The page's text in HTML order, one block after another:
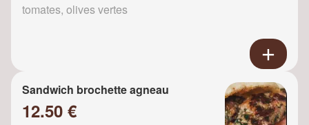
tomates, olives vertes
Sandwich brochette agneau
12.50 €